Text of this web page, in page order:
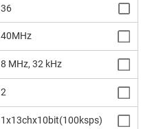
36
40MHz
8 MHz, 32 kHz
2
1x13chx10bit(100ksps)